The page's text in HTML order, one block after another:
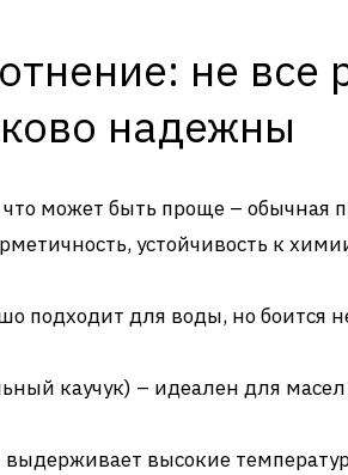
не все
надежны
что может быть проще – обычная
устойчивость к
подходит для воды, но боится
каучук) – идеален для
выдерживает высокие